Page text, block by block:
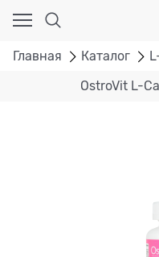
Главная Каталог
OstroVit L-